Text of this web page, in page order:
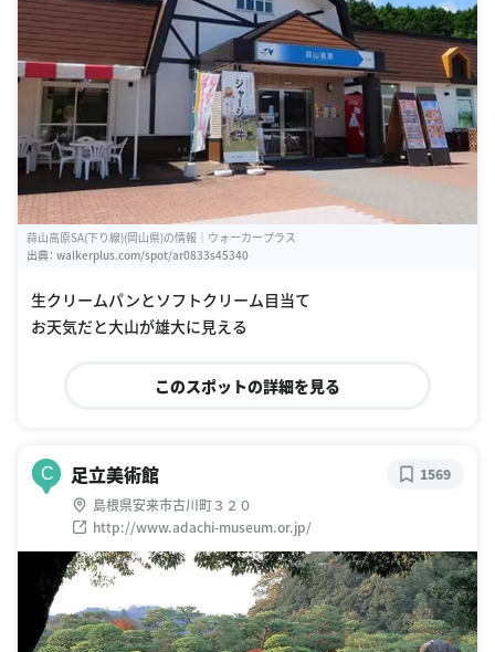
蒜山高原SA(下り線)(岡山県)の情報｜ウォーカープラス
出典： walkerplus.com/spot/ar0833s45340
生クリームパンとソフトクリーム目当て
お天気だと大山が雄大に見える
このスポットの詳細を見る
C 足立美術館
島根県安来市古川町３２０
http://www.adachi-museum.or.jp/
1569